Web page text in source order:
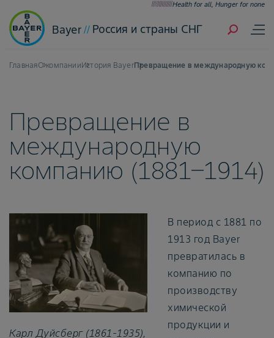
Health for all, Hunger for none
Bayer Россия и страны СНГ
ГлавнаяО компанииИстория BayerПревращение в международную
Превращение в
международную
компанию (1881–1914)
Карл Дуйсберг (1861-1935),
В период с 1881 по
1913 год Bayer
превратилась в
компанию по
производству
химической
продукции и